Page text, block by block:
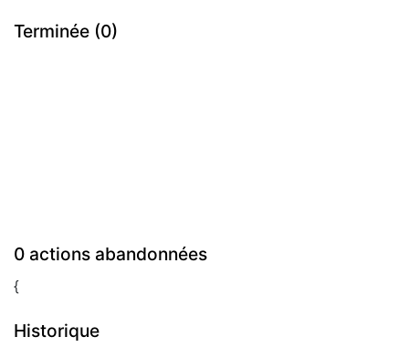
Terminée (0)
0 actions abandonnées
{
Historique